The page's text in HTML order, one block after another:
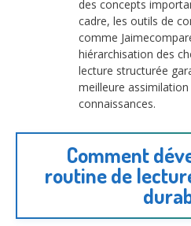
des concepts
cadre, les outils de
comme
hiérarchisation des
lecture structurée
meilleure assimilation
connaissances.
Comment
routine de